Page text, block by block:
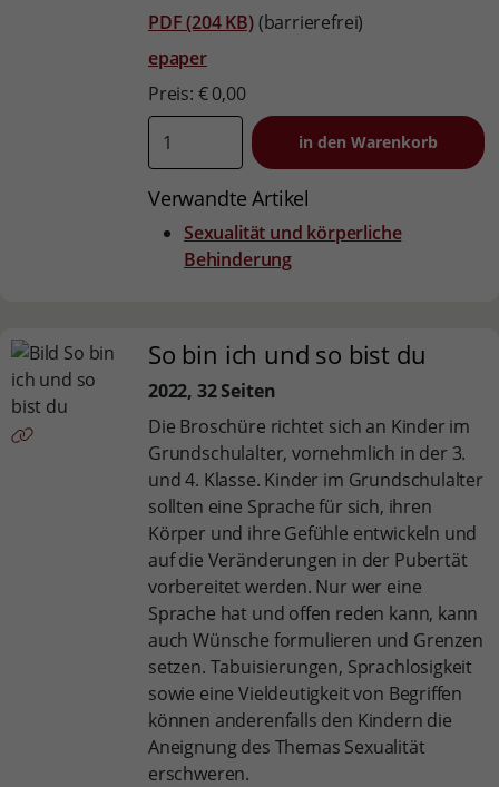
PDF (204 KB)(barrierefrei)
epaper
Preis: € 0,00
Verwandte Artikel
Sexualität und körperliche
Behinderung
So bin ich und so bist du
2022, 32 Seiten
Die Broschüre richtet sich an Kinder im
Grundschulalter, vornehmlich in der 3.
und 4. Klasse. Kinder im Grundschulalter
sollten eine Sprache für sich, ihren
Körper und ihre Gefühle entwickeln und
auf die Veränderungen in der Pubertät
vorbereitet werden. Nur wer eine
Sprache hat und offen reden kann, kann
auch Wünsche formulieren und Grenzen
setzen. Tabuisierungen, Sprachlosigkeit
sowie eine Vieldeutigkeit von Begriffen
können anderenfalls den Kindern die
Aneignung des Themas Sexualität
erschweren.